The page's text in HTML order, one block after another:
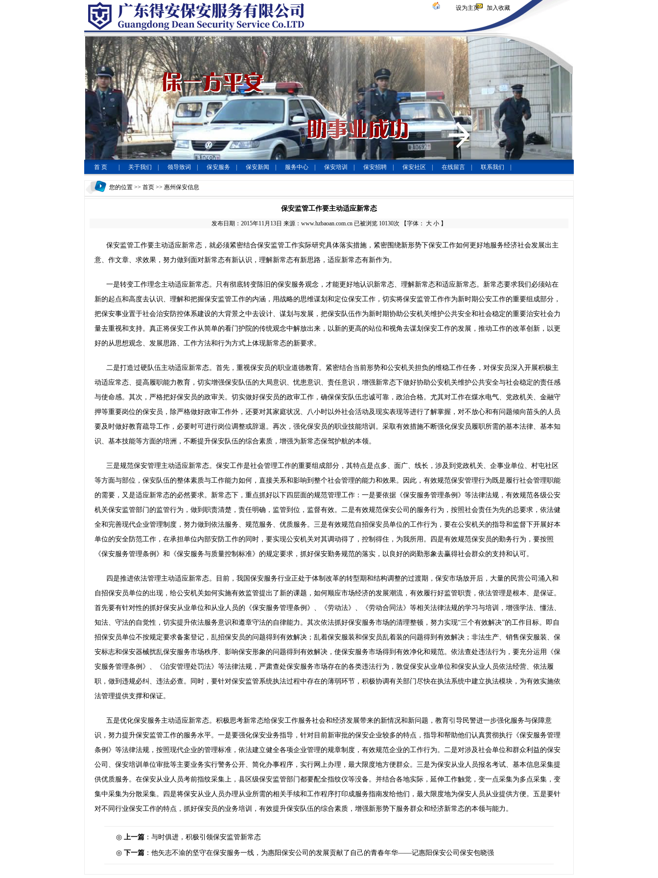
设为主页 加入收藏
首 页 关于我们 领导致词 保安服务 保安新闻 服务中心 保安培训 保安招聘 保安社区 在线留言 联系我们
您的位置 >> 首页 >> 惠州保安信息
保安监管工作要主动适应新常态
发布日期：2015年11月13日 来源： www.hzbaoan.com.cn 已被浏览 10130次 【字体： 大 小 】
保安监管工作要主动适应新常态，就必须紧密结合保安监管工作实际研究具体落实措施，紧密围绕新形势下保安工作如何更好地服务经济社会发展出主
意、作文章、求效果，努力做到面对新常态有新认识，理解新常态有新思路，适应新常态有新作为。
一是转变工作理念主动适应新常态。只有彻底转变陈旧的保安服务观念，才能更好地认识新常态、理解新常态和适应新常态。新常态要求我们必须站在
新的起点和高度去认识、理解和把握保安监管工作的内涵，用战略的思维谋划和定位保安工作，切实将保安监管工作作为新时期公安工作的重要组成部分，
把保安事业置于社会治安防控体系建设的大背景之中去设计、谋划与发展，把保安队伍作为新时期协助公安机关维护公共安全和社会稳定的重要治安社会力
量去重视和支持。真正将保安工作从简单的看门护院的传统观念中解放出来，以新的更高的站位和视角去谋划保安工作的发展，推动工作的改革创新，以更
好的从思想观念、发展思路、工作方法和行为方式上体现新常态的新要求。
二是打造过硬队伍主动适应新常态。首先，重视保安员的职业道德教育。紧密结合当前形势和公安机关担负的维稳工作任务，对保安员深入开展积极主
动适应常态、提高履职能力教育，切实增强保安队伍的大局意识、忧患意识、责任意识，增强新常态下做好协助公安机关维护公共安全与社会稳定的责任感
与使命感。其次，严格把好保安员的政审关。切实做好保安员的政审工作，确保保安队伍忠诚可靠，政治合格。尤其对工作在煤水电气、党政机关、金融守
押等重要岗位的保安员，除严格做好政审工作外，还要对其家庭状况、八小时以外社会活动及现实表现等进行了解掌握，对不放心和有问题倾向苗头的人员
要及时做好教育疏导工作，必要时可进行岗位调整或辞退。再次，强化保安员的职业技能培训。采取有效措施不断强化保安员履职所需的基本法律、基本知
识、基本技能等方面的培洲，不断提升保安队伍的综合素质，增强为新常态保驾护航的本领。
三是规范保安管理主动适应新常态。保安工作是社会管理工作的重要组成部分，其特点是点多、面广、线长，涉及到党政机关、企事业单位、村屯社区
等方面与部位，保安队伍的整体素质与工作能力如何，直接关系和影响到整个社会管理的能力和效果。因此，有效规范保安管理行为既是履行社会管理职能
的需要，又是适应新常态的必然要求。新常态下，重点抓好以下四层面的规范管理工作：一是要依据《保安服务管理条例》等法律法规，有效规范各级公安
机关保安监管部门的监管行为，做到职责清楚，责任明确，监管到位，监督有效。二是有效规范保安公司的服务行为，按照社会责任为先的总要求，依法健
全和完善现代企业管理制度，努力做到依法服务、规范服务、优质服务。三是有效规范自招保安员单位的工作行为，要在公安机关的指导和监督下开展好本
单位的安全防范工作，在承担单位内部安防工作的同时，要实现公安机关对其调动得了，控制得住，为我所用。四是有效规范保安员的勤务行为，要按照
《保安服务管理条例》和《保安服务与质量控制标准》的规定要求，抓好保安勤务规范的落实，以良好的岗勤形象去赢得社会群众的支持和认可。
四是推进依法管理主动适应新常态。目前，我国保安服务行业正处于体制改革的转型期和结构调整的过渡期，保安市场放开后，大量的民营公司涌入和
自招保安员单位的出现，给公安机关如何实施有效监管提出了新的课题，如何顺应市场经济的发展潮流，有效履行好监管职责，依法管理是根本、是保证。
首先要有针对性的抓好保安从业单位和从业人员的《保安服务管理条例》、《劳动法》、《劳动合同法》等相关法律法规的学习与培训，增强学法、懂法、
知法、守法的自觉性，切实提升依法服务意识和遵章守法的自律能力。其次依法抓好保安服务市场的清理整顿，努力实现“三个有效解决”的工作目标。即自
招保安员单位不按规定要求备案登记，乱招保安员的问题得到有效解决；乱着保安服装和保安员乱着装的问题得到有效解决；非法生产、销售保安服装、保
安标志和保安器械扰乱保安服务市场秩序、影响保安形象的问题得到有效解决，使保安服务市场得到有效净化和规范。依法查处违法行为，要充分运用《保
安服务管理条例》、《治安管理处罚法》等法律法规，严肃查处保安服务市场存在的各类违法行为，敦促保安从业单位和保安从业人员依法经营、依法履
职，做到违规必纠、违法必查。同时，要针对保安监管系统执法过程中存在的薄弱环节，积极协调有关部门尽快在执法系统中建立执法模块，为有效实施依
法管理提供支撑和保证。
五是优化保安服务主动适应新常态。积极思考新常态给保安工作服务社会和经济发展带来的新情况和新问题，教育引导民警进一步强化服务与保障意
识，努力提升保安监管工作的服务水平。一是要强化保安业务指导，针对目前新审批的保安企业较多的特点，指导和帮助他们认真贯彻执行《保安服务管理
条例》等法律法规，按照现代企业的管理标准，依法建立健全各项企业管理的规章制度，有效规范企业的工作行为。二是对涉及社会单位和群众利益的保安
公司、保安培训单位审批等主要业务实行警务公开、简化办事程序，实行网上办理，最大限度地方便群众。三是为保安从业人员报名考试、基本信息采集提
供优质服务。在保安从业人员考前指纹采集上，县区级保安监管部门都要配全指纹仪等没备。并结合各地实际，延伸工作触觉，变一点采集为多点采集，变
集中采集为分散采集。四是将保安从业人员办理从业所需的相关手续和工作程序打印成服务指南发给他们，最大限度地为保安人员从业提供方便。五是要针
对不同行业保安工作的特点，抓好保安员的业务培训，有效提升保安队伍的综合素质，增强新形势下服务群众和经济新常态的本领与能力。
◎ 上一篇 ： 与时俱进，积极引领保安监管新常态
◎ 下一篇 ： 他矢志不渝的坚守在保安服务一线，为惠阳保安公司的发展贡献了自己的青春年华——记惠阳保安公司保安包晓强